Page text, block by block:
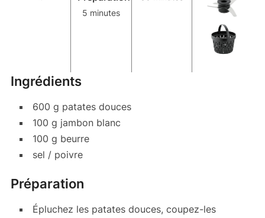
5 minutes
Ingrédients
600 g patates douces
100 g jambon blanc
100 g beurre
sel / poivre
Préparation
Épluchez les patates douces, coupez-les